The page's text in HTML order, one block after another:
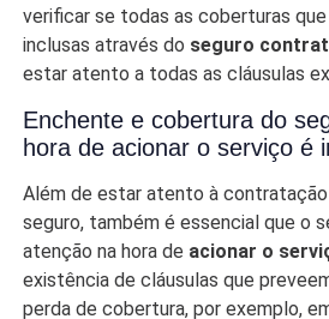
verificar se todas as coberturas
inclusas através do seguro
estar atento a todas as cláusulas
Enchente e cobertura do
hora de acionar o serviço é
Além de estar atento à
seguro, também é essencial que o
atenção na hora de acionar o
existência de cláusulas que
perda de cobertura, por exemplo,